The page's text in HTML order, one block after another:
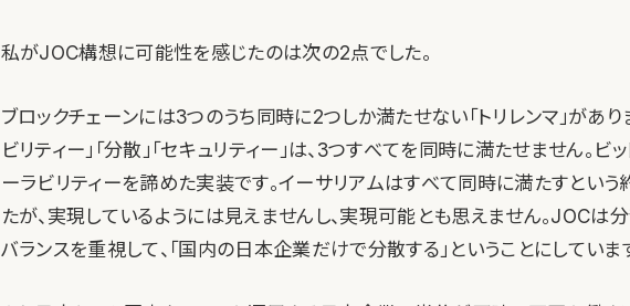
私がJOC構想に可能性を感じたのは次の2点でした。
ブロックチェーンには3つのうち同時に2つしか満たせない「トリレンマ」があり
ビリティー」「分散」「セキュリティー」は、3つすべてを同時に満たせません。ビ
ーラビリティーを諦めた実装です。イーサリアムはすべて同時に満たすという
たが、実現しているようには見えませんし、実現可能とも思えません。JOCは
バランスを重視して、「国内の日本企業だけで分散する」ということにしていま